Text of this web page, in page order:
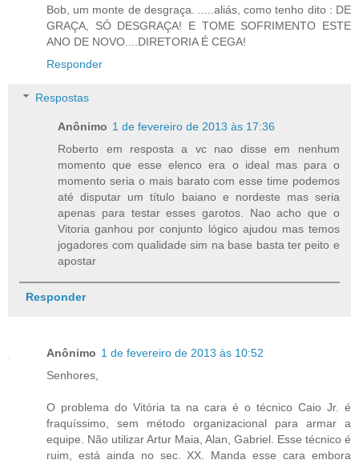
Bob, um monte de desgraça. .....aliás, como tenho dito : DE
GRAÇA, SÓ DESGRAÇA! E TOME SOFRIMENTO ESTE
ANO DE NOVO....DIRETORIA É CEGA!
Responder
Respostas
Anônimo 1 de fevereiro de 2013 às 17:36
Roberto em resposta a vc nao disse em nenhum
momento que esse elenco era o ideal mas para o
momento seria o mais barato com esse time podemos
até disputar um título baiano e nordeste mas seria
apenas para testar esses garotos. Nao acho que o
Vitoria ganhou por conjunto lógico ajudou mas temos
jogadores com qualidade sim na base basta ter peito e
apostar
Responder
Anônimo 1 de fevereiro de 2013 às 10:52
Senhores,
O problema do Vitória ta na cara é o técnico Caio Jr. é
fraquíssimo, sem método organizacional para armar a
equipe. Não utilizar Artur Maia, Alan, Gabriel. Esse técnico é
ruim, está ainda no sec. XX. Manda esse cara embora